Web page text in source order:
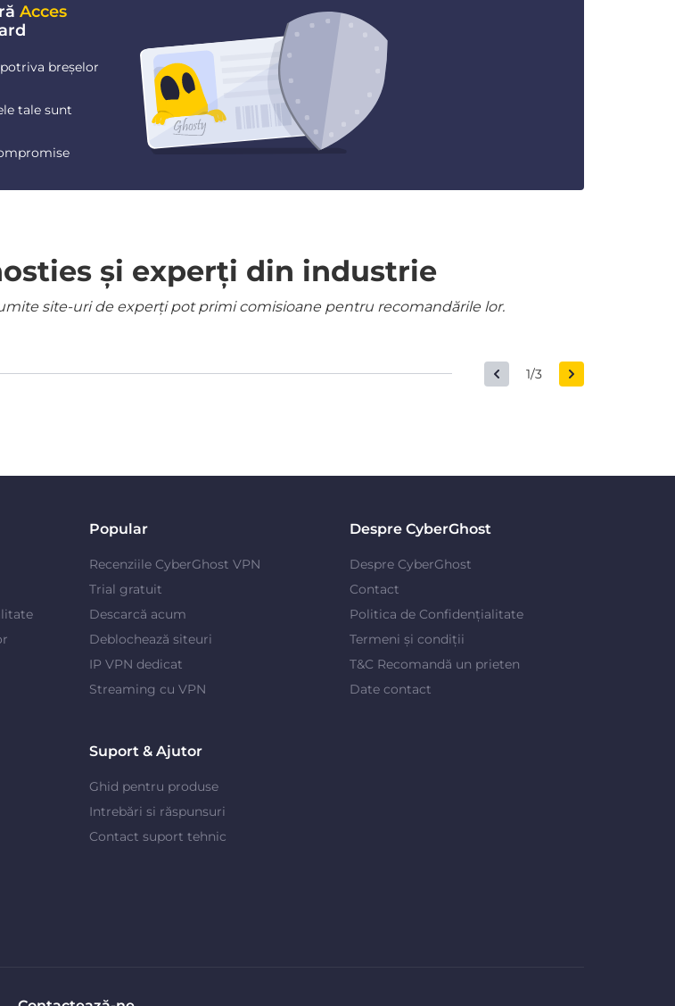
Acces
breșelor
tale sunt
și experți din industrie
site-uri de experți pot primi comisioane pentru recomandările lor.
1/3
Popular
Recenziile CyberGhost VPN
Trial gratuit
Descarcă acum
Deblochează siteuri
IP VPN dedicat
Streaming cu VPN
Despre CyberGhost
Despre CyberGhost
Contact
Politica de Confidențialitate
Termeni și condiții
T&C Recomandă un prieten
Date contact
Suport & Ajutor
Ghid pentru produse
Intrebări si răspunsuri
Contact suport tehnic